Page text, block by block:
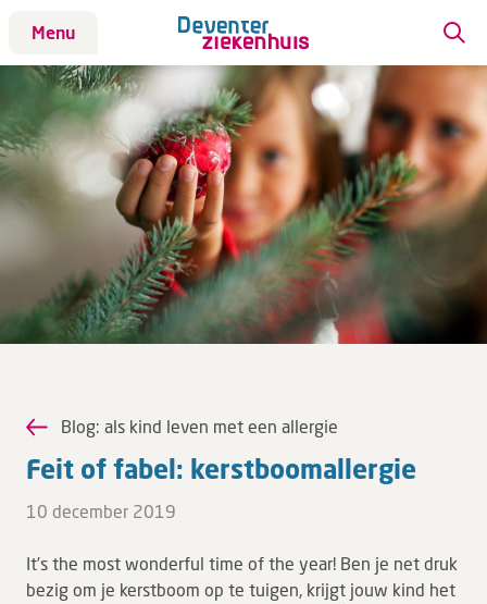
Menu
Patiënt
Bezoek
Werken bij DZ
Leren
Over ons
MijnDZBlog: als kind leven met een allergie
Feit of fabel: kerst­boom­al­ler­gie
10 december 2019
It’s the most wonderful time of the year! Ben je net druk
bezig om je kerstboom op te tuigen, krijgt jouw kind het